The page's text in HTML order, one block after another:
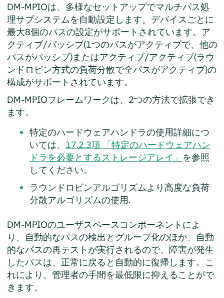
DM-MPIOは、多様なセットアップでマルチパス処
理サブシステムを自動設定します。デバイスごとに
最大8個のパスの設定がサポートされています。ア
クティブ/パッシブ(1つのパスがアクティブで、他の
パスがパッシブ)またはアクティブ/アクティブ(ラウ
ンドロビン方式の負荷分散で全パスがアクティブ)の
構成がサポートされています。
DM-MPIOフレームワークは、2つの方法で拡張でき
ます。
特定のハードウェアハンドラの使用詳細につ
いては、 17.2.3項 「特定のハードウェアハン
ドラを必要とするストレージアレイ」 を参照
してください。
ラウンドロビンアルゴリズムより高度な負荷
分散アルゴリズムの使用.
DM-MPIOのユーザスペースコンポーネントによ
り、自動的なパスの検出とグループ化のほか、自動
的なパスの再テストが実行されるので、障害が発生
したパスは、正常に戻ると自動的に復帰します。こ
れにより、管理者の手間を最低限に抑えることがで
きます。